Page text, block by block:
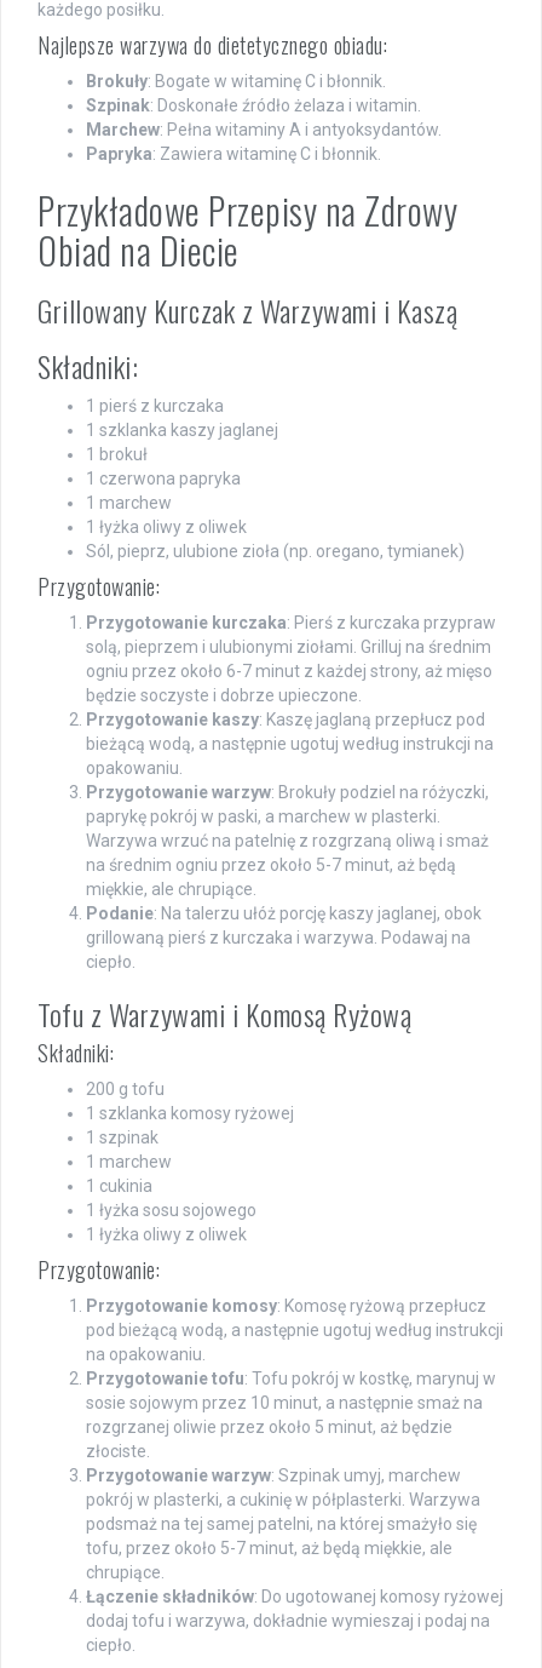
każdego posiłku.
Najlepsze warzywa do dietetycznego obiadu:
Brokuły: Bogate w witaminę C i błonnik.
Szpinak: Doskonałe źródło żelaza i witamin.
Marchew: Pełna witaminy A i antyoksydantów.
Papryka: Zawiera witaminę C i błonnik.
Przykładowe Przepisy na Zdrowy
Obiad na Diecie
Grillowany Kurczak z Warzywami i Kaszą
Składniki:
1 pierś z kurczaka
1 szklanka kaszy jaglanej
1 brokuł
1 czerwona papryka
1 marchew
1 łyżka oliwy z oliwek
Sól, pieprz, ulubione zioła (np. oregano, tymianek)
Przygotowanie:
Przygotowanie kurczaka: Pierś z kurczaka przypraw
solą, pieprzem i ulubionymi ziołami. Grilluj na średnim
ogniu przez około 6-7 minut z każdej strony, aż mięso
będzie soczyste i dobrze upieczone.
Przygotowanie kaszy: Kaszę jaglaną przepłucz pod
bieżącą wodą, a następnie ugotuj według instrukcji na
opakowaniu.
Przygotowanie warzyw: Brokuły podziel na różyczki,
paprykę pokrój w paski, a marchew w plasterki.
Warzywa wrzuć na patelnię z rozgrzaną oliwą i smaż
na średnim ogniu przez około 5-7 minut, aż będą
miękkie, ale chrupiące.
Podanie: Na talerzu ułóż porcję kaszy jaglanej, obok
grillowaną pierś z kurczaka i warzywa. Podawaj na
ciepło.
Tofu z Warzywami i Komosą Ryżową
Składniki:
200 g tofu
1 szklanka komosy ryżowej
1 szpinak
1 marchew
1 cukinia
1 łyżka sosu sojowego
1 łyżka oliwy z oliwek
Przygotowanie:
Przygotowanie komosy: Komosę ryżową przepłucz
pod bieżącą wodą, a następnie ugotuj według instrukcji
na opakowaniu.
Przygotowanie tofu: Tofu pokrój w kostkę, marynuj w
sosie sojowym przez 10 minut, a następnie smaż na
rozgrzanej oliwie przez około 5 minut, aż będzie
złociste.
Przygotowanie warzyw: Szpinak umyj, marchew
pokrój w plasterki, a cukinię w półplasterki. Warzywa
podsmaż na tej samej patelni, na której smażyło się
tofu, przez około 5-7 minut, aż będą miękkie, ale
chrupiące.
Łączenie składników: Do ugotowanej komosy ryżowej
dodaj tofu i warzywa, dokładnie wymieszaj i podaj na
ciepło.